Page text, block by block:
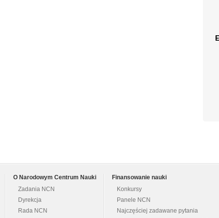
O Narodowym Centrum Nauki
Zadania NCN
Dyrekcja
Rada NCN
Finansowanie nauki
Konkursy
Panele NCN
Najczęściej zadawane pytania